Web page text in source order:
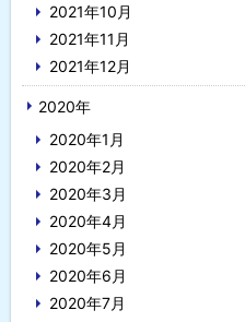
2021年10月
2021年11月
2021年12月
2020年
2020年1月
2020年2月
2020年3月
2020年4月
2020年5月
2020年6月
2020年7月